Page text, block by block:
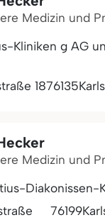
Medizin und
Kliniken g AG
1876135
Medizin und
Diakonissen-
76199